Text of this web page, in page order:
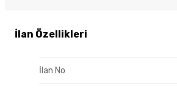
İlan Özellikleri
İlan No